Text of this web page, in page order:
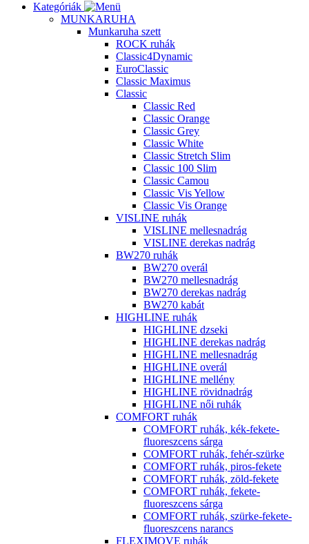
Kategóriák
MUNKARUHA
Munkaruha szett
ROCK ruhák
Classic4Dynamic
EuroClassic
Classic Maximus
Classic
Classic Red
Classic Orange
Classic Grey
Classic White
Classic Stretch Slim
Classic 100 Slim
Classic Camou
Classic Vis Yellow
Classic Vis Orange
VISLINE ruhák
VISLINE mellesnadrág
VISLINE derekas nadrág
BW270 ruhák
BW270 overál
BW270 mellesnadrág
BW270 derekas nadrág
BW270 kabát
HIGHLINE ruhák
HIGHLINE dzseki
HIGHLINE derekas nadrág
HIGHLINE mellesnadrág
HIGHLINE overál
HIGHLINE mellény
HIGHLINE rövidnadrág
HIGHLINE női ruhák
COMFORT ruhák
COMFORT ruhák, kék-fekete-
fluoreszcens sárga
COMFORT ruhák, fehér-szürke
COMFORT ruhák, piros-fekete
COMFORT ruhák, zöld-fekete
COMFORT ruhák, fekete-
fluoreszcens sárga
COMFORT ruhák, szürke-fekete-
fluoreszcens narancs
FLEXIMOVE ruhák